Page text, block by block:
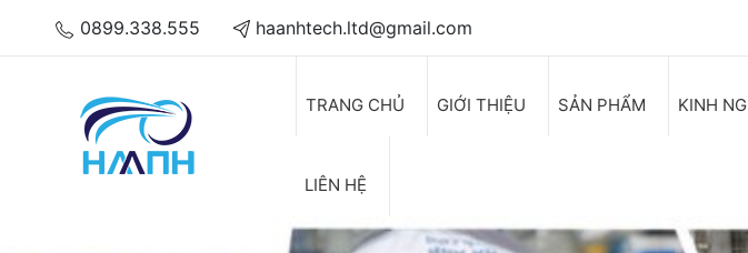
0899.338.555 haanhtech.ltd@gmail.com
TRANG CHỦ GIỚI THIỆU SẢN PHẨM KINH
LIÊN HỆ